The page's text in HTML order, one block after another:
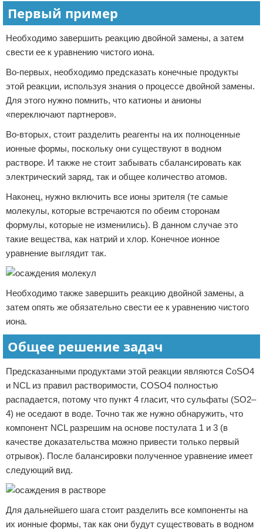
Первый пример
Необходимо завершить реакцию двойной замены, а затем
свести ее к уравнению чистого иона.
Во-первых, необходимо предсказать конечные продукты
этой реакции, используя знания о процессе двойной замены.
Для этого нужно помнить, что катионы и анионы
«переключают партнеров».
Во-вторых, стоит разделить реагенты на их полноценные
ионные формы, поскольку они существуют в водном
растворе. И также не стоит забывать сбалансировать как
электрический заряд, так и общее количество атомов.
Наконец, нужно включить все ионы зрителя (те самые
молекулы, которые встречаются по обеим сторонам
формулы, которые не изменились). В данном случае это
такие вещества, как натрий и хлор. Конечное ионное
уравнение выглядит так.
Необходимо также завершить реакцию двойной замены, а
затем опять же обязательно свести ее к уравнению чистого
иона.
Общее решение задач
Предсказанными продуктами этой реакции являются CoSO4
и NCL из правил растворимости, COSO4 полностью
распадается, потому что пункт 4 гласит, что сульфаты (SO2–
4) не оседают в воде. Точно так же нужно обнаружить, что
компонент NCL разрешим на основе постулата 1 и 3 (в
качестве доказательства можно привести только первый
отрывок). После балансировки полученное уравнение имеет
следующий вид.
Для дальнейшего шага стоит разделить все компоненты на
их ионные формы, так как они будут существовать в водном